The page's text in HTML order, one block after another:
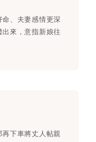
、夫妻感情更深
來，意指新娘往
下車將丈人帖親